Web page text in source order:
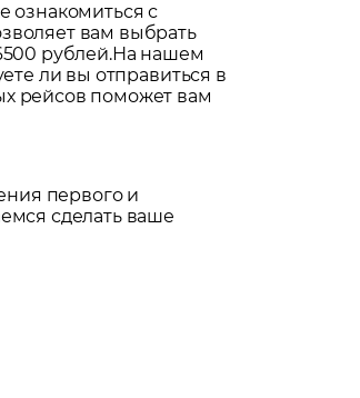
ознакомиться с
вам выбрать
рублей.На нашем
ли вы отправиться в
рейсов поможет вам
первого и
сделать ваше